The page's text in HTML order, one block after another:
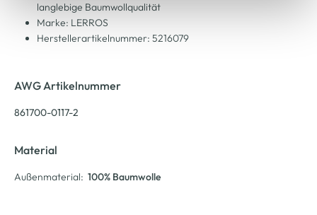
langlebige Baumwollqualität
Marke: LERROS
Herstellerartikelnummer: 5216079
AWG Artikelnummer
861700-0117-2
Material
Außenmaterial: 100% Baumwolle